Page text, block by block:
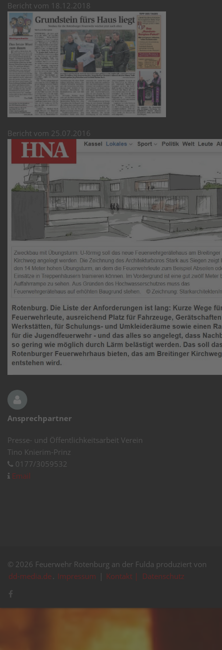
Bericht vom 18.12.2018
Bericht vom 25.07.2016
Ansprechpartner
Presse- und Öffentlichkeitsarbeit Verein
Tino Knierim-Prinz
0177/3059532
Email
© 2026 Feuerwehr Rotenburg an der Fulda produziert von
dd-media.de. Impressum | Kontakt | Datenschutz